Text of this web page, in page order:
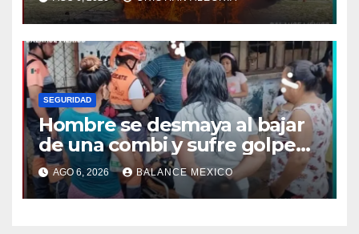
de Chiapas
SEGURIDAD
Hombre se desmaya al bajar
de una combi y sufre golpe
en la cabeza en Tapachula
AGO 6, 2026 BALANCE MEXICO